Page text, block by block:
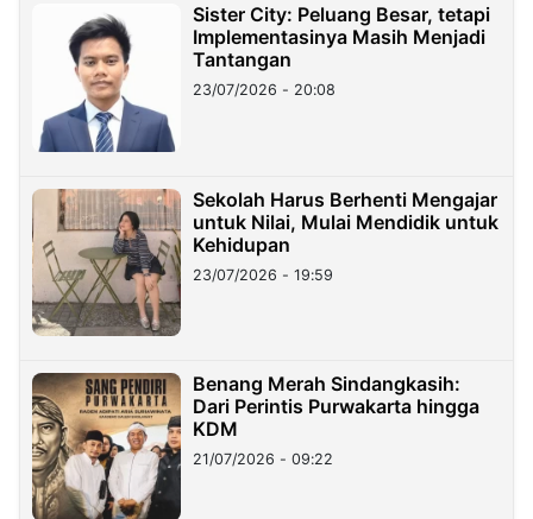
Sister City: Peluang Besar, tetapi
Implementasinya Masih Menjadi
Tantangan
23/07/2026 - 20:08
Sekolah Harus Berhenti Mengajar
untuk Nilai, Mulai Mendidik untuk
Kehidupan
23/07/2026 - 19:59
Benang Merah Sindangkasih:
Dari Perintis Purwakarta hingga
KDM
21/07/2026 - 09:22